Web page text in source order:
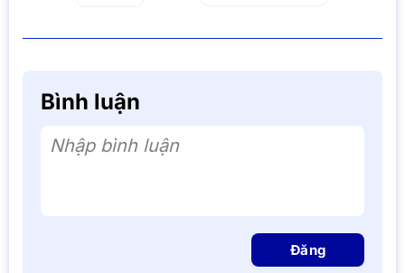
Bình luận
Nhập bình luận
Đăng